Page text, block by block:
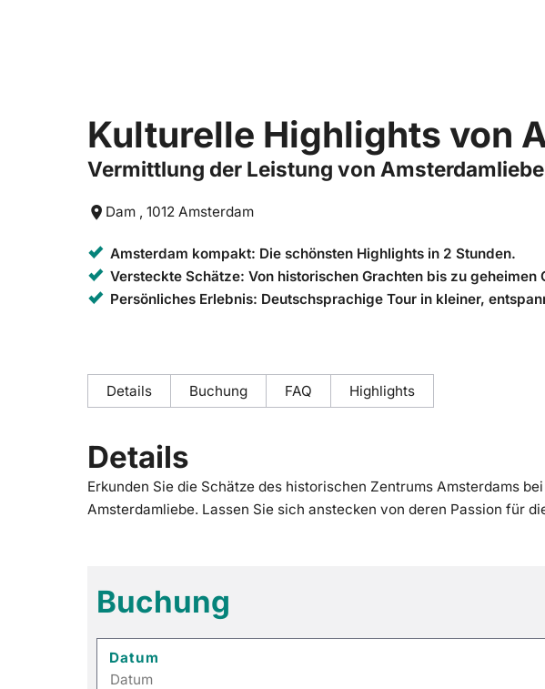
Kulturelle Highlights von
Vermittlung der Leistung von
Dam , 1012 Amsterdam
Amsterdam kompakt: Die schönsten Highlights in 2 Stunden.
Versteckte Schätze: Von historischen Grachten bis zu geheimen
Persönliches Erlebnis: Deutschsprachige Tour in kleiner,
Details Buchung FAQ Highlights
Details
Erkunden Sie die Schätze des historischen Zentrums Amsterdams
Amsterdamliebe. Lassen Sie sich anstecken von deren Passion für
Buchung
Datum
8
Sat
Datum